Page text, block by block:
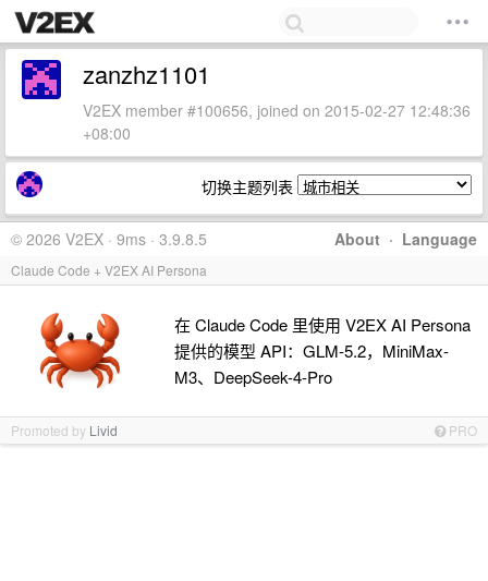
zanzhz1101
V2EX member #100656, joined on 2015-02-27 12:48:36
+08:00
切换主题列表
About · Language
© 2026 V2EX · 9ms · 3.9.8.5
Claude Code + V2EX AI Persona
在 Claude Code 里使用 V2EX AI Persona
提供的模型 API：GLM-5.2，MiniMax-
M3、DeepSeek-4-Pro
Promoted by Livid PRO